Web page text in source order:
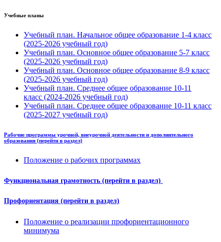
Учебные планы
Учебный план. Начальное общее образование 1-4 класс
(2025-2026 учебный год)
Учебный план. Основное общее образование 5-7 класс
(2025-2026 учебный год)
Учебный план. Основное общее образование 8-9 класс
(2025-2026 учебный год)
Учебный план. Среднее общее образование 10-11
класс (2024-2026 учебный год)
Учебный план. Среднее общее образование 10-11 класс
(2025-2027 учебный год)
Рабочие программы урочной, внеурочной деятельности и дополнительного
образования (перейти в раздел)
Положение о рабочих программах
Функциональная грамотность (перейти в раздел)
Профориентация (перейти в раздел)
Положение о реализации профориентационного
минимума